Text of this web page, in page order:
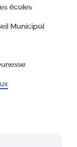
écoles
Municipal